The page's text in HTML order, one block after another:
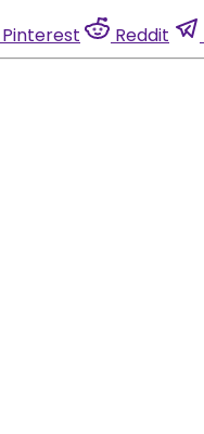
Pinterest Reddit